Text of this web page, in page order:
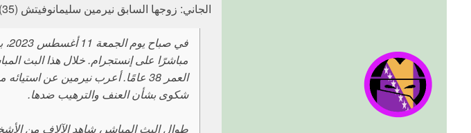
الجاني: زوجها السابق نيرمين سليمانوفيتش (35)
مباشرًا على إنستجرام. خلال هذا البث
العمر 38 عامًا. أعرب نيرمين عن
شكوى بشأن العنف والترهيب ضدها.
طوال البث المباشر، شاهد الآلاف من